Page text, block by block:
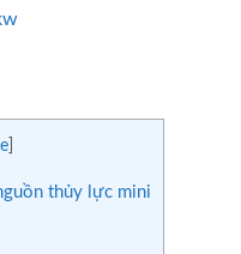
]
thủy lực mini